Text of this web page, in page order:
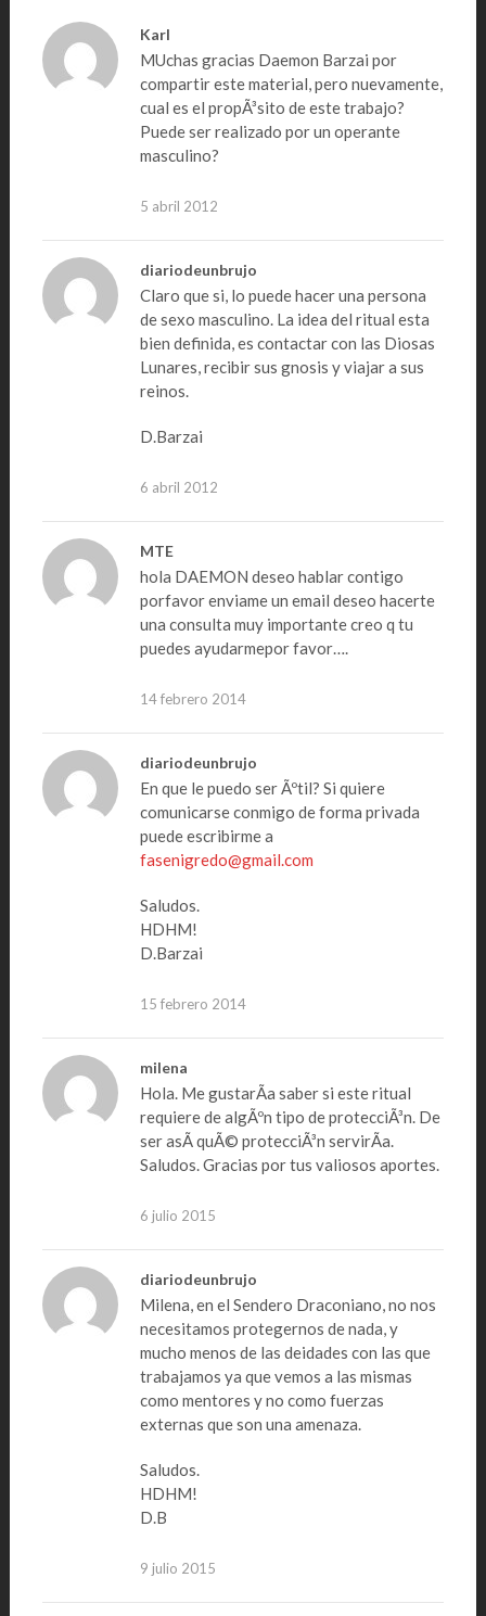
Karl
MUchas gracias Daemon Barzai por
compartir este material, pero nuevamente,
cual es el propÃ³sito de este trabajo?
Puede ser realizado por un operante
masculino?
5 abril 2012
diariodeunbrujo
Claro que si, lo puede hacer una persona
de sexo masculino. La idea del ritual esta
bien definida, es contactar con las Diosas
Lunares, recibir sus gnosis y viajar a sus
reinos.
D.Barzai
6 abril 2012
MTE
hola DAEMON deseo hablar contigo
porfavor enviame un email deseo hacerte
una consulta muy importante creo q tu
puedes ayudarmepor favor….
14 febrero 2014
diariodeunbrujo
En que le puedo ser Ãºtil? Si quiere
comunicarse conmigo de forma privada
puede escribirme a
fasenigredo@gmail.com
Saludos.
HDHM!
D.Barzai
15 febrero 2014
milena
Hola. Me gustarÃ­a saber si este ritual
requiere de algÃºn tipo de protecciÃ³n. De
ser asÃ­ quÃ© protecciÃ³n servirÃ­a.
Saludos. Gracias por tus valiosos aportes.
6 julio 2015
diariodeunbrujo
Milena, en el Sendero Draconiano, no nos
necesitamos protegernos de nada, y
mucho menos de las deidades con las que
trabajamos ya que vemos a las mismas
como mentores y no como fuerzas
externas que son una amenaza.
Saludos.
HDHM!
D.B
9 julio 2015